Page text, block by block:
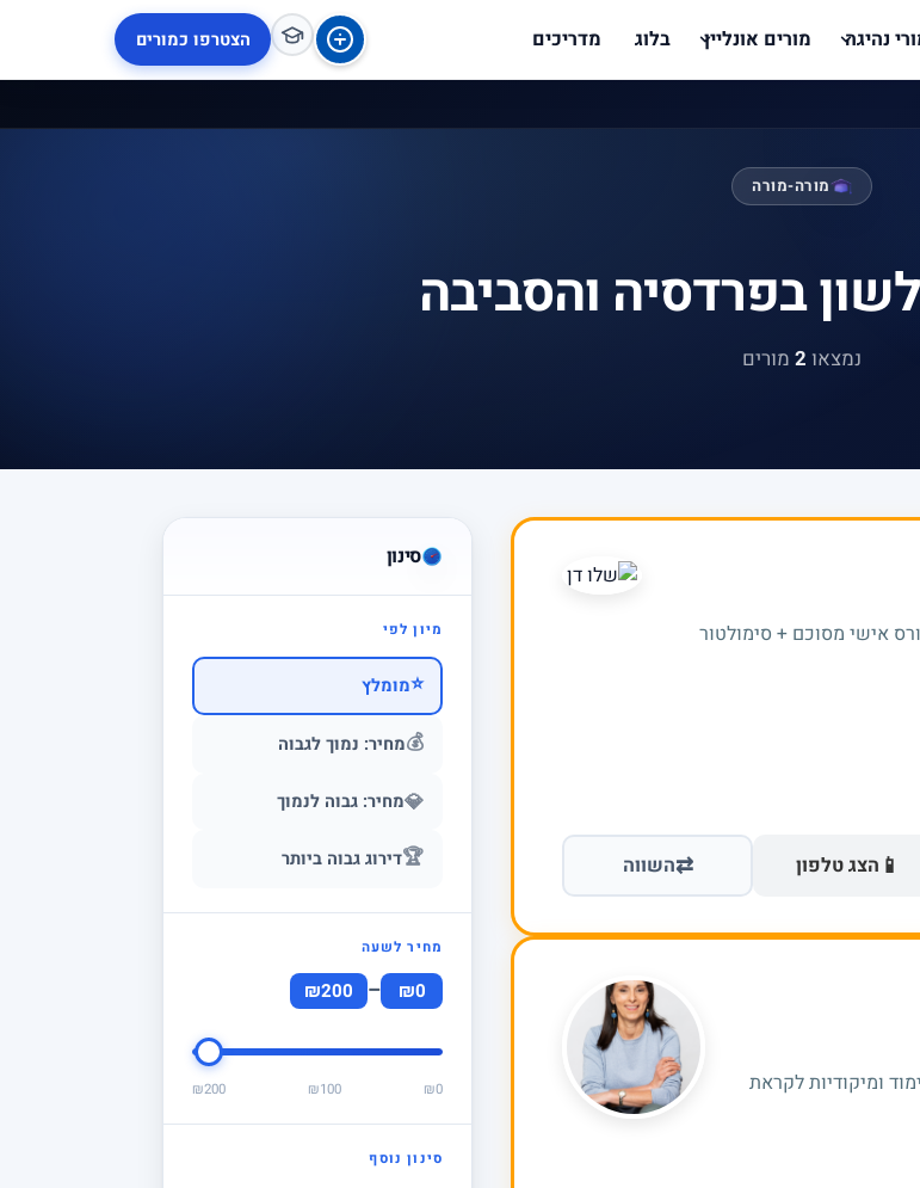
נהיגה מורים אונליין בלוג מדריכים הצטרפו כמורים
מורה-מורה
בפרדסיה והסביבה
נמצאו 2 מורים
סינון
מיון לפי
⭐מומלץ
💰מחיר: נמוך לגבוה
💎מחיר: גבוה לנמוך
🏆דירוג גבוה ביותר
מחיר לשעה
₪0
–
₪200
₪0
₪100
₪200
סינון נוסף
אישי מסוכם + סימולטור
📱 הצג טלפון ⇄השווה
ומיקודיות לקראת